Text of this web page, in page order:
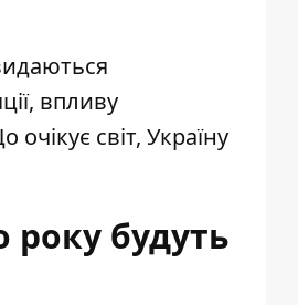
впливу
очікує світ, Україну
року будуть